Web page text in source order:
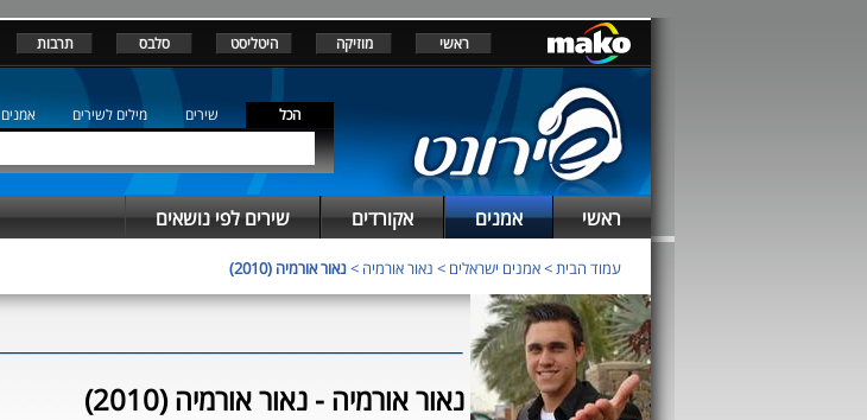
ראשי מוזיקה היטליסט סלבס תרבות
הכל שירים מילים לשירים אמנים
ראשי אמנים אקורדים שירים לפי נושאים
עמוד הבית>אמנים ישראלים > נאור אורמיה >נאור אורמיה (2010)
נאור אורמיה - נאור אורמיה (2010)